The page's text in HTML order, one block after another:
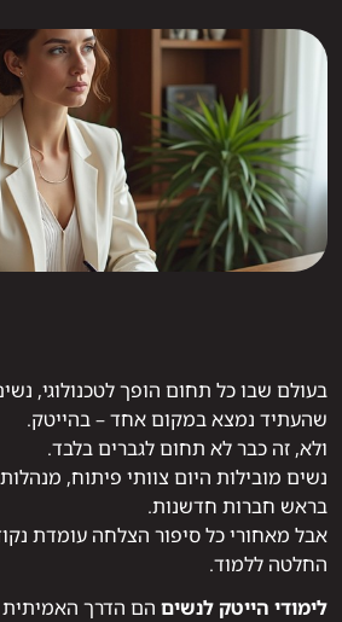
בעולם שבו כל תחום הופך לטכנולוגי,
שהעתיד נמצא במקום אחד – בהייטק.
ולא, זה כבר לא תחום לגברים בלבד.
נשים מובילות היום צוותי פיתוח,
בראש חברות חדשנות.
אבל מאחורי כל סיפור הצלחה עומדת
החלטה ללמוד.
לימודי הייטק לנשים הם הדרך